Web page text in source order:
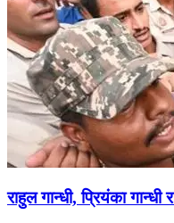
राहुल गान्धी, प्रियंका